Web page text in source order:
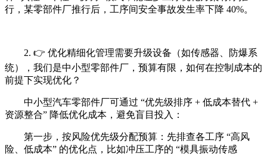
行，某零部件厂推行后，工序间安全事故发生率下降 40%。
2. 👉 优化精细化管理需要升级设备（如传感器、防爆系
统），我们是中小型零部件厂，预算有限，如何在控制成本的
前提下实现优化？
中小型汽车零部件厂可通过 “优先级排序 + 低成本替代 +
资源整合” 降低优化成本，避免盲目投入：
第一步，按风险优先级分配预算：先排查各工序 “高风
险、低成本” 的优化点，比如冲压工序的 “模具振动传感